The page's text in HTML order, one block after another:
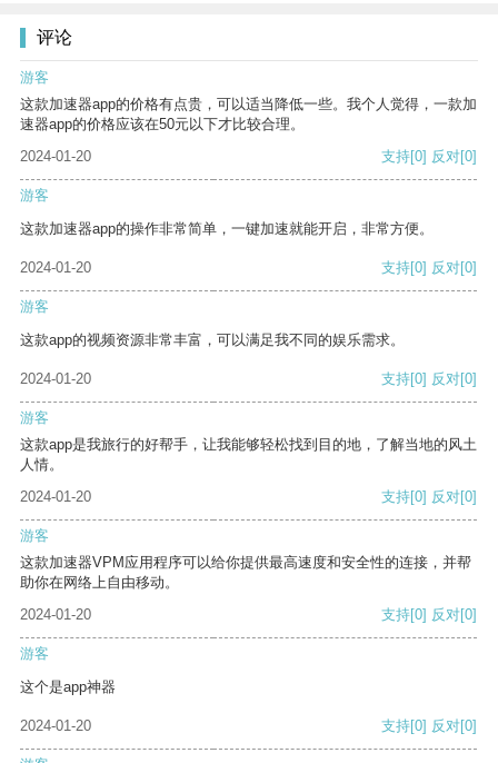
评论
游客
这款加速器app的价格有点贵，可以适当降低一些。我个人觉得，一款加
速器app的价格应该在50元以下才比较合理。
2024-01-20
支持[0] 反对[0]
游客
这款加速器app的操作非常简单，一键加速就能开启，非常方便。
2024-01-20 支持[0] 反对[0]
游客
这款app的视频资源非常丰富，可以满足我不同的娱乐需求。
2024-01-20 支持[0] 反对[0]
游客
这款app是我旅行的好帮手，让我能够轻松找到目的地，了解当地的风土
人情。
2024-01-20
支持[0] 反对[0]
游客
这款加速器VPM应用程序可以给你提供最高速度和安全性的连接，并帮
助你在网络上自由移动。
2024-01-20
支持[0] 反对[0]
游客
这个是app神器
2024-01-20 支持[0] 反对[0]